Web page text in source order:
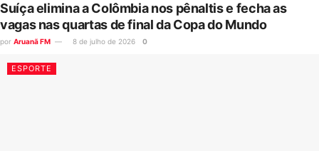
Suíça elimina a Colômbia nos pênaltis e fecha as
vagas nas quartas de final da Copa do Mundo
por Aruanã FM 8 de julho de 2026 0
ESPORTE